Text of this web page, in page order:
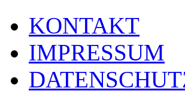
KONTAKT
IMPRESSUM